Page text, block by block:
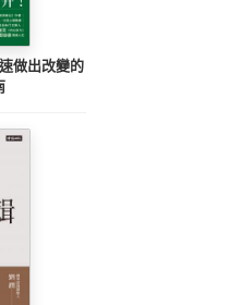
做出改變的